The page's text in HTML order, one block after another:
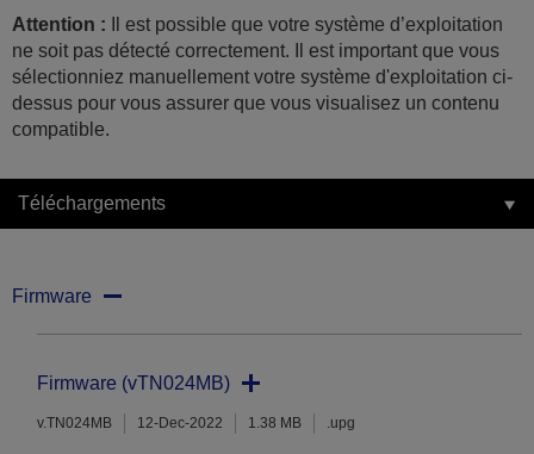
Attention : Il est possible que votre système d’exploitation
ne soit pas détecté correctement. Il est important que vous
sélectionniez manuellement votre système d'exploitation ci-
dessus pour vous assurer que vous visualisez un contenu
compatible.
Téléchargements
Firmware
Firmware (vTN024MB)
v.TN024MB 12-Dec-2022 1.38 MB .upg